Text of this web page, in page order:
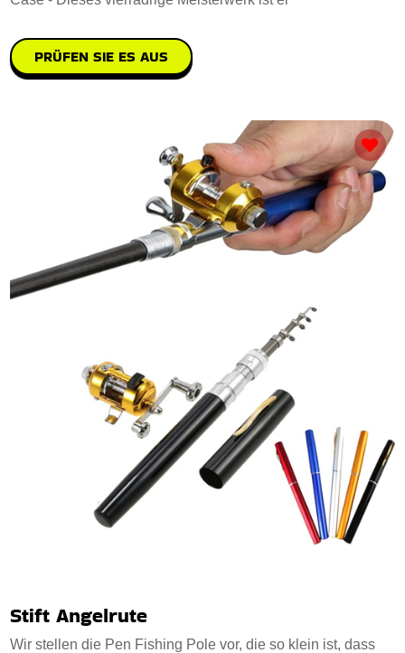
PRÜFEN SIE ES AUS
Stift Angelrute
Wir stellen die Pen Fishing Pole vor, die so klein ist, dass